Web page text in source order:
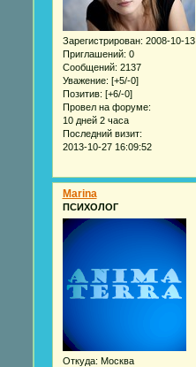
Зарегистрирован: 2008-10-13
Приглашений: 0
Сообщений: 2137
Уважение: [+5/-0]
Позитив: [+6/-0]
Провел на форуме:
10 дней 2 часа
Последний визит:
2013-10-27 16:09:52
Marina
ПСИХОЛОГ
Откуда: Москва